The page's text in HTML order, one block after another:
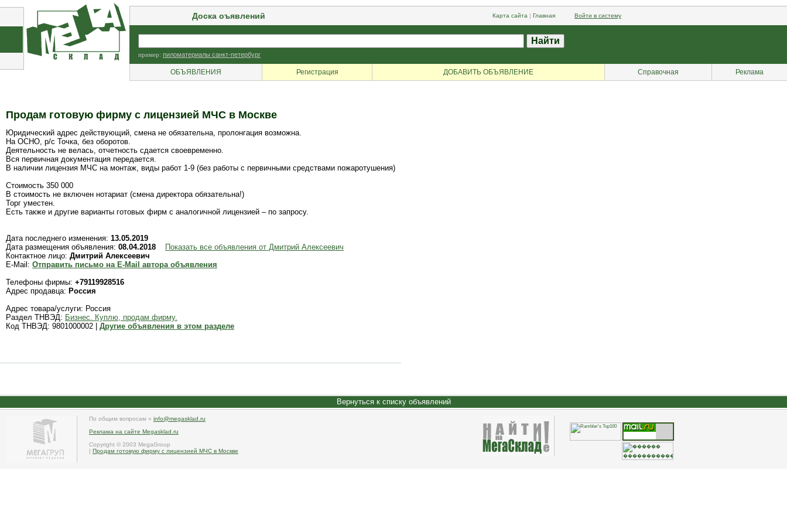
Доска оъявлений Карта сайта | Главная Войти в систему
пример: пиломатериалы санкт-петербург
ОБЪЯВЛЕНИЯ Регистрация ДОБАВИТЬ ОБЪЯВЛЕНИЕ Справочная Реклама
Продам готовую фирму с лицензией МЧС в Москве
Юридический адрес действующий, смена не обязательна, пролонгация возможна.
На ОСНО, р/с Точка, без оборотов.
Деятельность не велась, отчетность сдается своевременно.
Вся первичная документация передается.
В наличии лицензия МЧС на монтаж, виды работ 1-9 (без работы с первичными средствами пожаротушения)
Стоимость 350 000
В стоимость не включен нотариат (смена директора обязательна!)
Торг уместен.
Есть также и другие варианты готовых фирм с аналогичной лицензией – по запросу.
Дата последнего изменения: 13.05.2019
Дата размещения объявления: 08.04.2018
Показать все объявления от Дмитрий Алексеевич
Контактное лицо: Дмитрий Алексеевич
E-Mail: Отправить письмо на E-Mail автора объявления
Телефоны фирмы: +79119928516
Адрес продавца: Россия
Адрес товара/услуги: Россия
Раздел ТНВЭД: Бизнес. Куплю, продам фирму.
Код ТНВЭД: 9801000002 | Другие объявления в этом разделе
Вернуться к списку объявлений
По общим вопросам » info@megasklad.ru
Реклама на сайте Megasklad.ru
Copyright © 2003 MegaGroup
| Продам готовую фирму с лицензией МЧС в Москве